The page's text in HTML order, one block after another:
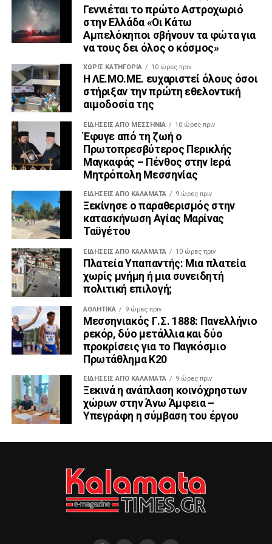
Γεννιέται το πρώτο Αστροχωριό
στην Ελλάδα «Οι Κάτω
Αμπελόκηποι σβήνουν τα φώτα για
να τους δει όλος ο κόσμος»
ΧΩΡΊΣ ΚΑΤΗΓΟΡΊΑ 10 ώρες πριν
Η ΛΕ.ΜΟ.ΜΕ. ευχαριστεί όλους όσοι
στήριξαν την πρώτη εθελοντική
αιμοδοσία της
ΕΙΔΉΣΕΙΣ ΑΠΟ ΜΕΣΣΗΝΊΑ 10 ώρες πριν
Έφυγε από τη ζωή ο
Πρωτοπρεσβύτερος Περικλής
Μαγκαφάς – Πένθος στην Ιερά
Μητρόπολη Μεσσηνίας
ΕΙΔΗΣΕΙΣ ΑΠΟ ΚΑΛΑΜΑΤΑ 9 ώρες πριν
Ξεκίνησε ο παραθερισμός στην
κατασκήνωση Αγίας Μαρίνας
Ταϋγέτου
ΕΙΔΗΣΕΙΣ ΑΠΟ ΚΑΛΑΜΑΤΑ 10 ώρες πριν
Πλατεία Υπαπαντής: Μια πλατεία
χωρίς μνήμη ή μια συνειδητή
πολιτική επιλογή;
ΑΘΛΗΤΙΚΆ 9 ώρες πριν
Μεσσηνιακός Γ.Σ. 1888: Πανελλήνιο
ρεκόρ, δύο μετάλλια και δύο
προκρίσεις για το Παγκόσμιο
Πρωτάθλημα Κ20
ΕΙΔΗΣΕΙΣ ΑΠΟ ΚΑΛΑΜΑΤΑ 9 ώρες πριν
Ξεκινά η ανάπλαση κοινόχρηστων
χώρων στην Άνω Άμφεια –
Υπεγράφη η σύμβαση του έργου